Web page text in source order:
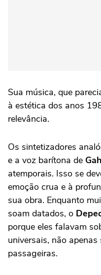
Sua música, que
à estética dos anos
relevância.
Os sintetizadores
e a voz barítona de
atemporais. Isso se
emoção crua e à
sua obra. Enquanto
soam datados, o
porque eles falavam
universais, não
passageiras.